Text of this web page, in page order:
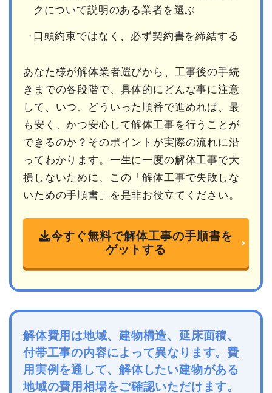
クについて説明のある業者を選ぶ
口頭約束ではなく、必ず契約書を締結する
あなた様が解体業者選びから、工事後の手続
きまでの各段階で、具体的にどんな事に注意
して、いつ、どういった順番で進めれば、最
も安く、かつ安心して解体工事を行うことが
できるのか？そのポイントが実際の流れに沿
ってわかります。一生に一度の解体工事で大
損しないために、この「解体工事で失敗しな
いための手順書」を是非お役立てください。
今すぐ無料で解体工事の手順書を
ゲットする
解体費用は地域、建物構造、延床面積、
付帯工事の内容によって異なります。費
用実例を通して、解体したい建物がある
地域の費用相場をご確認いただけます。